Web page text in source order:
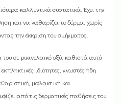
καλλυντικά συστατικά. Έχει την
και να καθαρίζει το δέρμα, χωρίς
την έκκριση του σμήγματος.
του σε ρικινελαϊκό οξύ, καθιστά αυτό
ιδιότητες, γνωστές ήδη
μαλακτική και
από τις δερματικές παθήσεις του